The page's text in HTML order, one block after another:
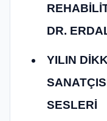
DR.
YILIN
SESLERİ